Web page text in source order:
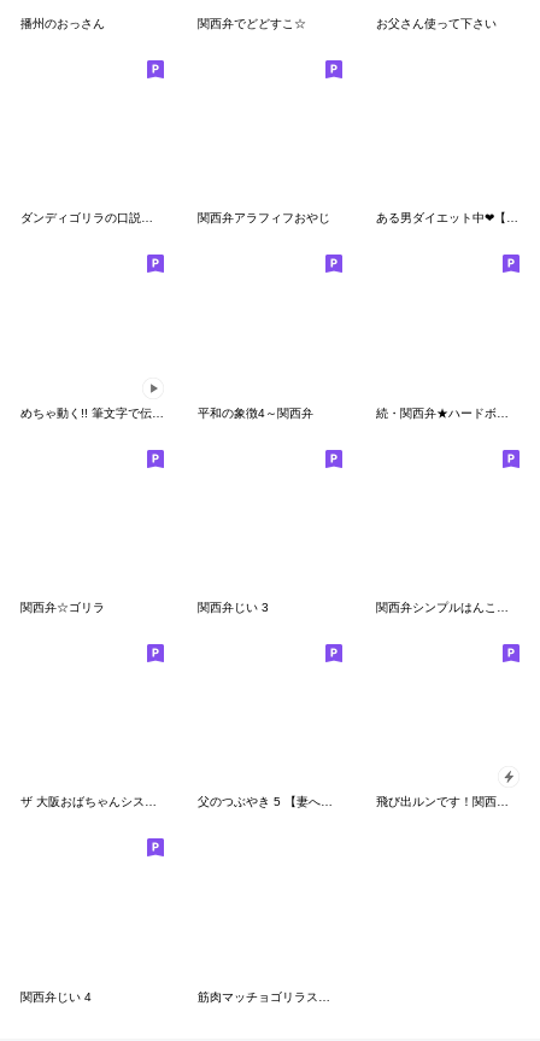
播州のおっさん 関西弁でどどすこ☆ お父さん使って下さい
ダンディゴリラの口説き文句 関西弁アラフィフおやじ ある男ダイエット中❤︎【毎日1年中使える】
平和の象徴4～関西弁 続・関西弁★ハードボイルド！！
関西弁☆ゴリラ 関西弁じい 3
ザ 大阪おばちゃんシスターズ Part3 父のつぶやき 5 【妻へ送る編】 飛び出ルンです！関西弁ゴールド
関西弁じい 4